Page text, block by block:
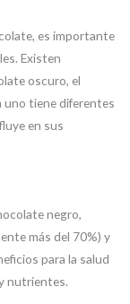
es importante
Existen
oscuro, el
uno tiene diferentes
en sus
negro,
más del 70%) y
para la salud
nutrientes.